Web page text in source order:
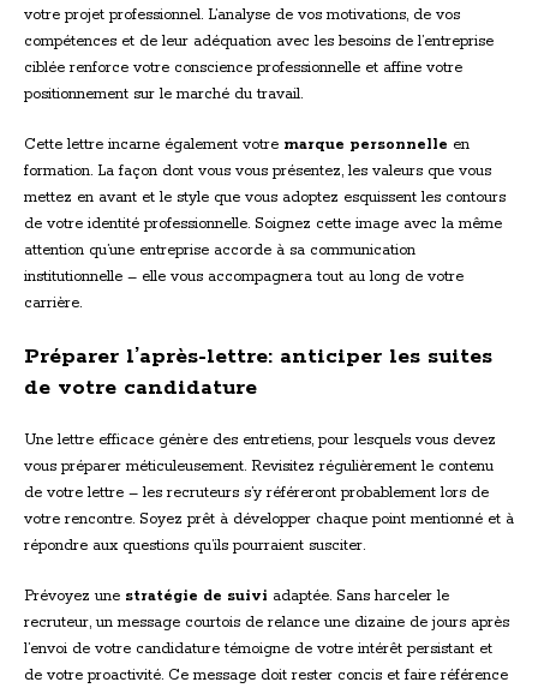
votre projet professionnel. L’analyse de vos motivations, de vos
compétences et de leur adéquation avec les besoins de l’entreprise
ciblée renforce votre conscience professionnelle et affine votre
positionnement sur le marché du travail.
Cette lettre incarne également votre marque personnelle en
formation. La façon dont vous vous présentez, les valeurs que vous
mettez en avant et le style que vous adoptez esquissent les contours
de votre identité professionnelle. Soignez cette image avec la même
attention qu’une entreprise accorde à sa communication
institutionnelle – elle vous accompagnera tout au long de votre
carrière.
Préparer l’après-lettre: anticiper les suites
de votre candidature
Une lettre efficace génère des entretiens, pour lesquels vous devez
vous préparer méticuleusement. Revisitez régulièrement le contenu
de votre lettre – les recruteurs s’y référeront probablement lors de
votre rencontre. Soyez prêt à développer chaque point mentionné et à
répondre aux questions qu’ils pourraient susciter.
Prévoyez une stratégie de suivi adaptée. Sans harceler le
recruteur, un message courtois de relance une dizaine de jours après
l’envoi de votre candidature témoigne de votre intérêt persistant et
de votre proactivité. Ce message doit rester concis et faire référence